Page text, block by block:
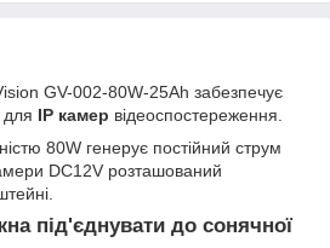
GV-002-80W-25Ah забезпечує
для IP камер відеоспостереження.
80W генерує постійний струм
DC12V розташований
під'єднувати до сонячної